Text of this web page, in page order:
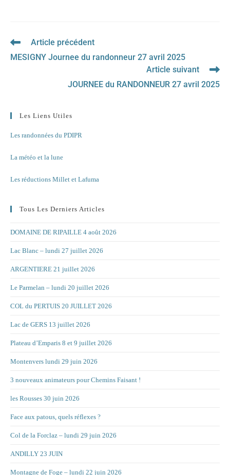
Read
articles
Article précédent
MESIGNY Journee du randonneur 27 avril 2025
Article suivant
JOURNEE du RANDONNEUR 27 avril 2025
Les Liens Utiles
Les randonnées du PDIPR
La météo et la lune
Les réductions Millet et Lafuma
Tous Les Derniers Articles
DOMAINE DE RIPAILLE 4 août 2026
Lac Blanc – lundi 27 juillet 2026
ARGENTIERE 21 juillet 2026
Le Parmelan – lundi 20 juillet 2026
COL du PERTUIS 20 JUILLET 2026
Lac de GERS 13 juillet 2026
Plateau d’Emparis 8 et 9 juillet 2026
Montenvers lundi 29 juin 2026
3 nouveaux animateurs pour Chemins Faisant !
les Rousses 30 juin 2026
Face aux patous, quels réflexes ?
Col de la Forclaz – lundi 29 juin 2026
ANDILLY 23 JUIN
Montagne de Foge – lundi 22 juin 2026